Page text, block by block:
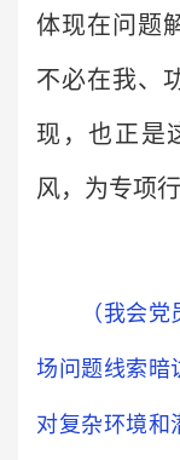
体现在问题
不必在我、
现，也正是
风，为专项
（我会
场问题线索暗
对复杂环境和